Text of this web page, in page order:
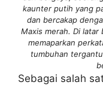
kaunter putih yang
dan bercakap
Maxis merah. Di
memaparkan
tumbuhan
Sebagai salah